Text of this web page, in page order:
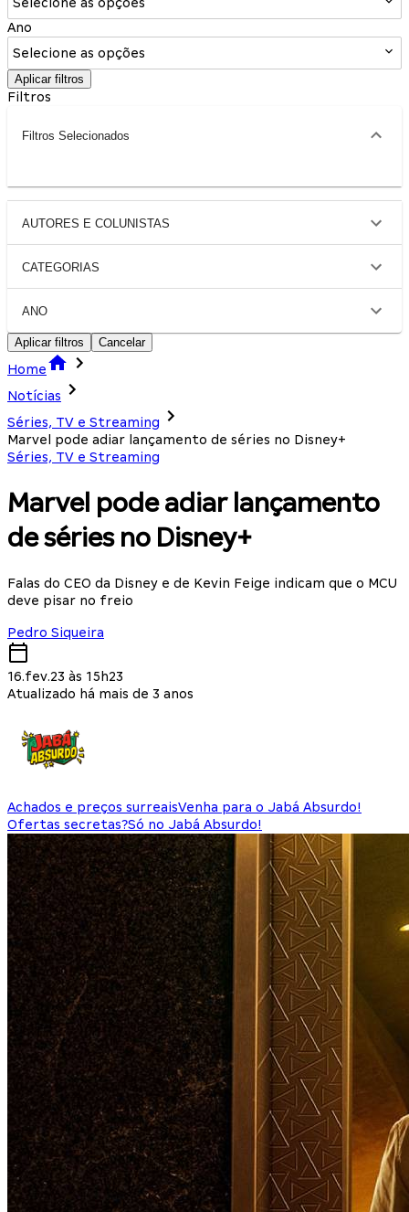
Ano
Selecione as opções
Aplicar filtros
Filtros
Filtros Selecionados
AUTORES E COLUNISTAS
CATEGORIAS
ANO
Aplicar filtros Cancelar
Home
Notícias
Séries, TV e Streaming
Marvel pode adiar lançamento de séries no Disney+
Séries, TV e Streaming
Marvel pode adiar lançamento
de séries no Disney+
Falas do CEO da Disney e de Kevin Feige indicam que o MCU
deve pisar no freio
Pedro Siqueira
16.fev.23 às 15h23
Atualizado há mais de 3 anos
Achados e preços surreaisVenha para o Jabá Absurdo!
Ofertas secretas?Só no Jabá Absurdo!